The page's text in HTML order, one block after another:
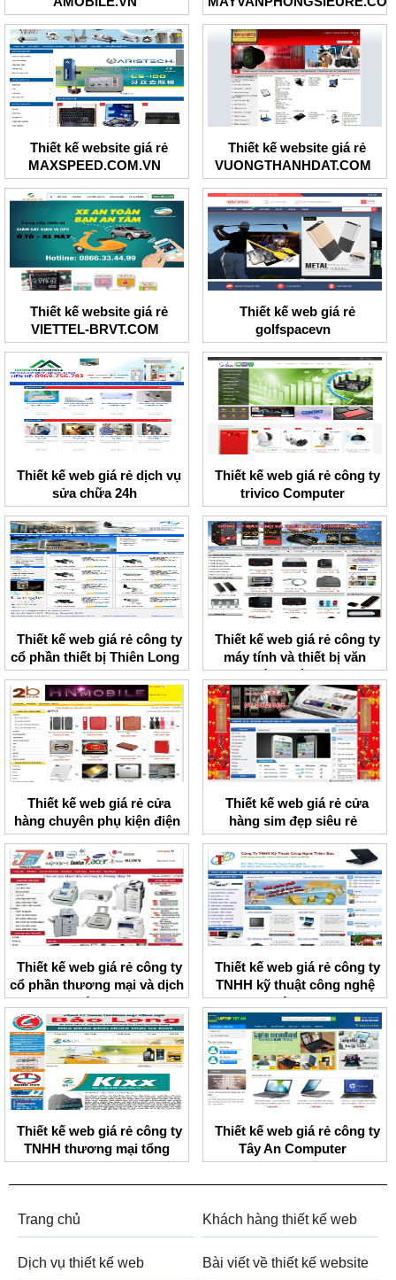
Thiết kế website giá rẻ
MAXSPEED.COM.VN
Thiết kế website giá rẻ
VUONGTHANHDAT.COM
Thiết kế website giá rẻ
VIETTEL-BRVT.COM
Thiết kế web giá rẻ
golfspacevn
Thiết kế web giá rẻ dịch vụ
sửa chữa 24h
Thiết kế web giá rẻ công ty
trivico Computer
Thiết kế web giá rẻ công ty
cổ phần thiết bị Thiên Long
Thiết kế web giá rẻ công ty
máy tính và thiết bị văn
phòng Hà Nam
Thiết kế web giá rẻ cửa
hàng chuyên phụ kiện điện
thoại HNMobile
Thiết kế web giá rẻ cửa
hàng sim đẹp siêu rẻ
Thiết kế web giá rẻ công ty
cổ phần thương mại và dịch
vụ Trường Thủy
Thiết kế web giá rẻ công ty
TNHH kỹ thuật công nghệ
Thiên Bảo
Thiết kế web giá rẻ công ty
TNHH thương mại tổng
hợp Bảo Long
Thiết kế web giá rẻ công ty
Tây An Computer
Trang chủ Khách hàng thiết kế web
Dịch vụ thiết kế web Bài viết về thiết kế website